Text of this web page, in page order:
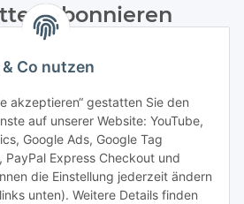
Co nutzen
akzeptieren“ gestatten Sie den
auf unserer Website: YouTube,
Google Ads, Google Tag
PayPal Express Checkout und
die Einstellung jederzeit ändern
unten). Weitere Details finden
Abonnieren
und jederzeit widerruflich
Abonnieren